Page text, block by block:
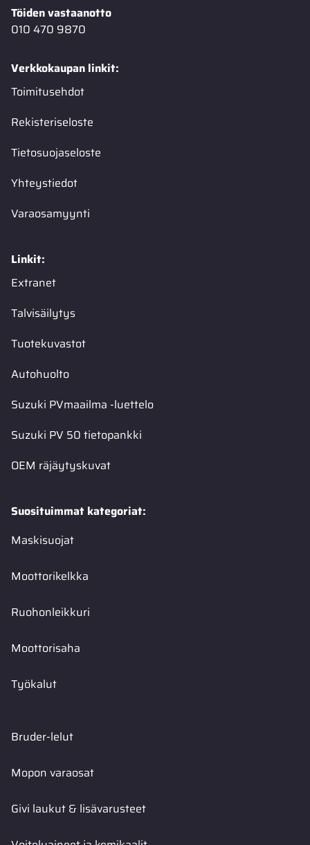
Töiden vastaanotto
010 470 9870
Verkkokaupan linkit:
Toimitusehdot
Rekisteriseloste
Tietosuojaseloste
Yhteystiedot
Varaosamyynti
Linkit:
Extranet
Talvisäilytys
Tuotekuvastot
Autohuolto
Suzuki PVmaailma -luettelo
Suzuki PV 50 tietopankki
OEM räjäytyskuvat
Suosituimmat kategoriat:
Maskisuojat
Moottorikelkka
Ruohonleikkuri
Moottorisaha
Työkalut
Bruder-lelut
Mopon varaosat
Givi laukut & lisävarusteet